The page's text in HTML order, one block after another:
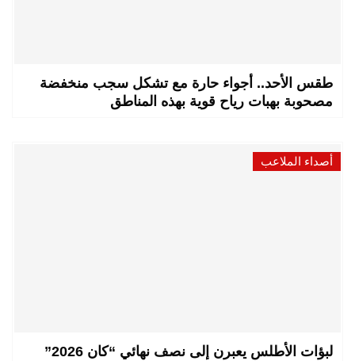
طقس الأحد.. أجواء حارة مع تشكل سجب منخفضة
مصحوبة بهبات رياح قوية بهذه المناطق
أصداء الملاعب
لبؤات الأطلس يعبرن إلى نصف نهائي “كان 2026”